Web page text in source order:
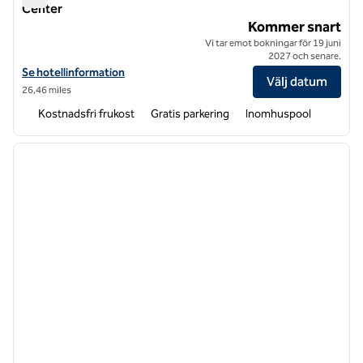
Center
Hampton Inn by Hilton Raleigh Cary Alston Town Center
Visa hotelluppgifter för Hampton Inn by Hilton Raleigh Cary Alston
Se hotellinformation
26,46 miles
Kommer snart
Vi tar emot bokningar för 19 juni
2027 och senare.
Välj datum
Kostnadsfri frukost Gratis parkering Inomhuspool
1 av 12
nästa